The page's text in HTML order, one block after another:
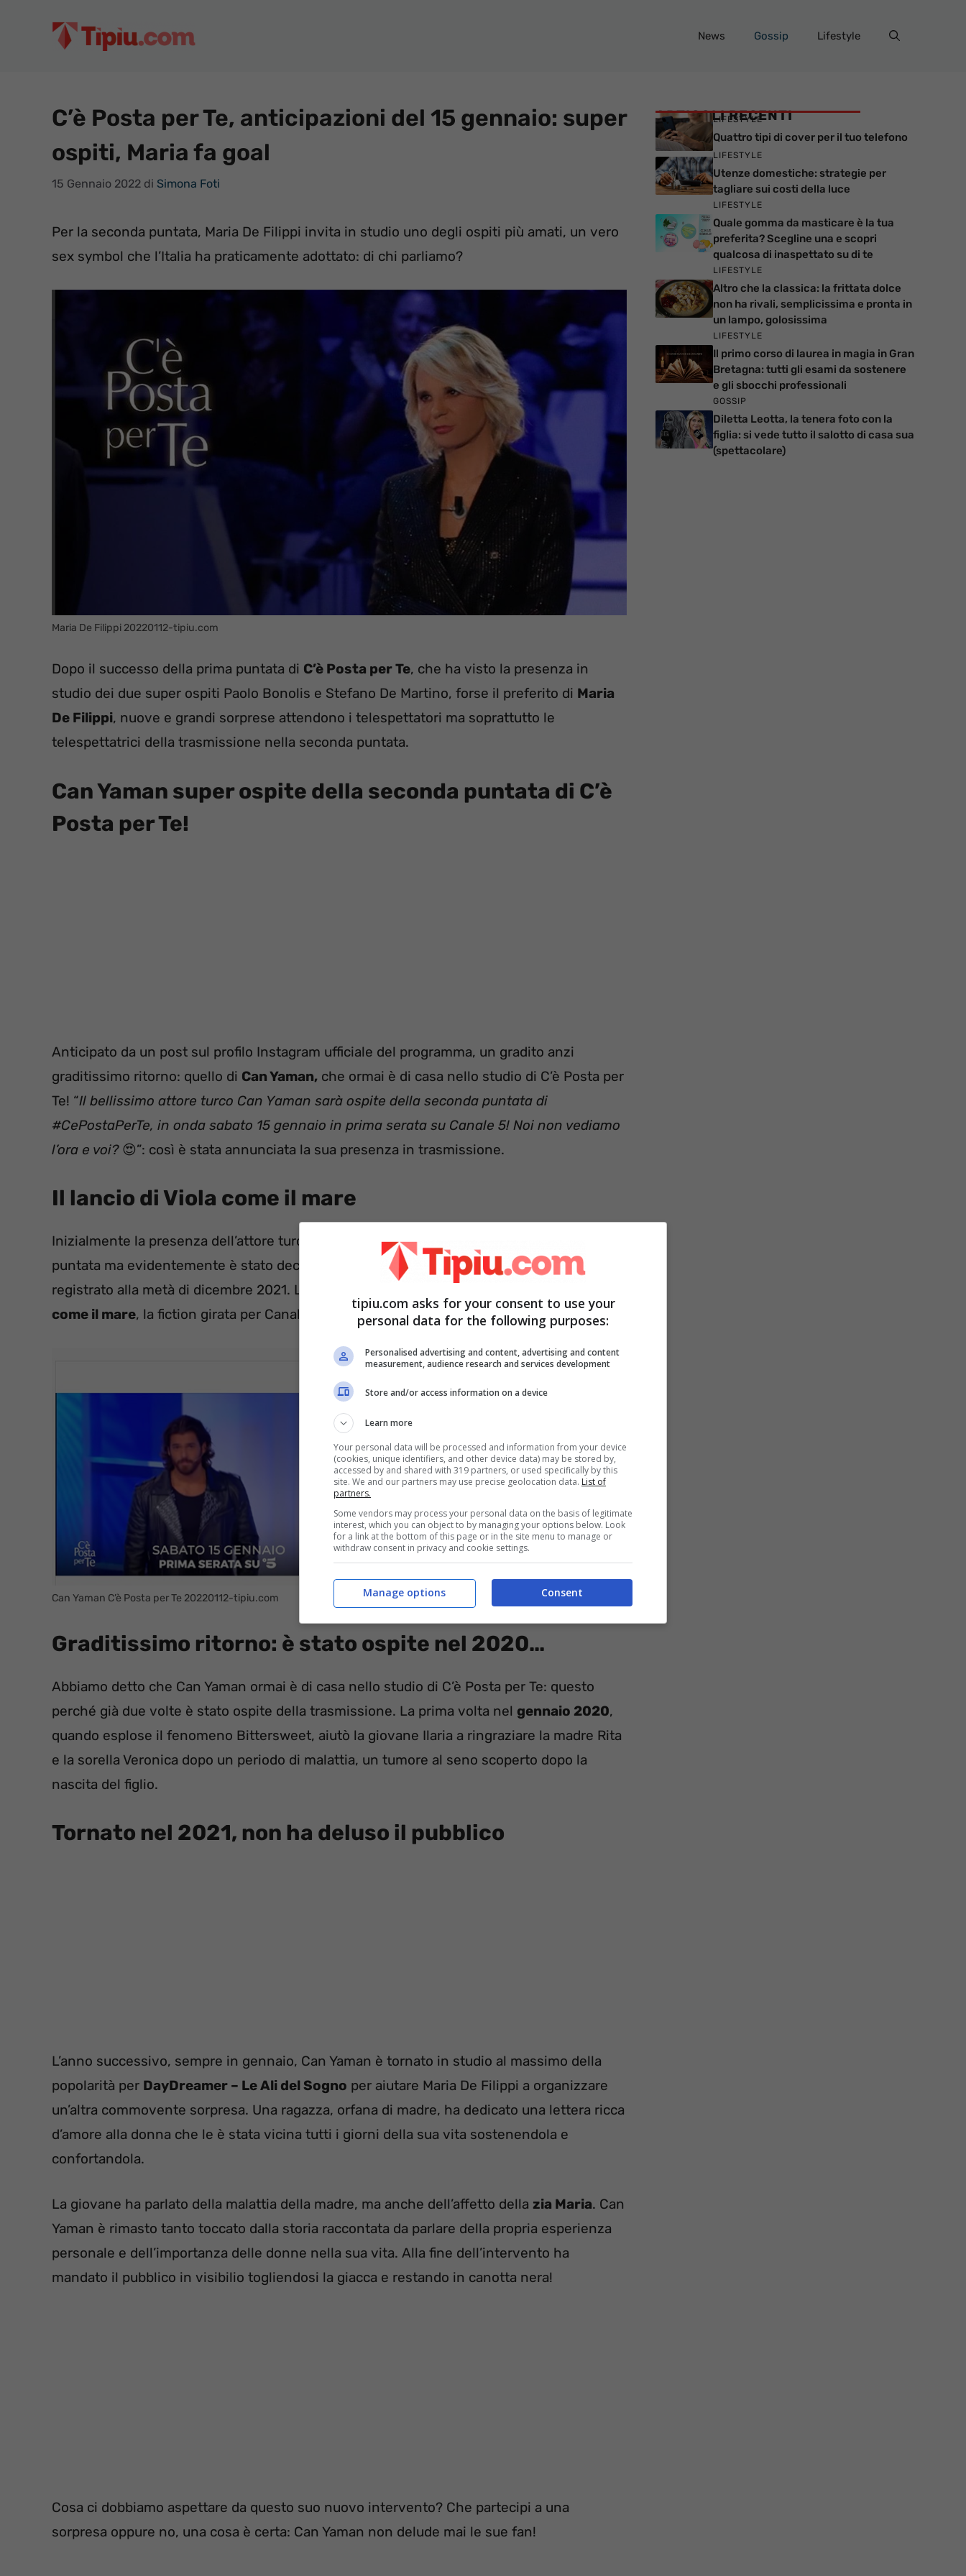
News Gossip Lifestyle
C’è Posta per Te, anticipazioni del 15 gennaio: super
ospiti, Maria fa goal
15 Gennaio 2022 di Simona Foti
Per la seconda puntata, Maria De Filippi invita in studio uno degli ospiti più amati, un vero
sex symbol che l’Italia ha praticamente adottato: di chi parliamo?
Maria De Filippi 20220112-tipiu.com
Dopo il successo della prima puntata di C’è Posta per Te, che ha visto la presenza in
studio dei due super ospiti Paolo Bonolis e Stefano De Martino, forse il preferito di Maria
De Filippi, nuove e grandi sorprese attendono i telespettatori ma soprattutto le
telespettatrici della trasmissione nella seconda puntata.
Can Yaman super ospite della seconda puntata di C’è
Posta per Te!
Anticipato da un post sul profilo Instagram ufficiale del programma, un gradito anzi
graditissimo ritorno: quello di Can Yaman, che ormai è di casa nello studio di C’è Posta per
Te! “Il bellissimo attore turco Can Yaman sarà ospite della seconda puntata di
#CePostaPerTe, in onda sabato 15 gennaio in prima serata su Canale 5! Noi non vediamo
l’ora e voi?😍”: così è stata annunciata la sua presenza in trasmissione.
Il lancio di Viola come il mare
Inizialmente la presenza dell’attore turco ormai adottato dall’Italia era prevista per la prima
puntata ma evidentemente è stato deciso di posticipare il suo intervento che è stato
registrato alla metà di dicembre 2021. La ragione è probabilmente la promozione di
come il mare, la fiction girata per Canale 5 accanto aFrancesca Chillemi.
Can Yaman C’è Posta per Te 20220112-tipiu.com
Graditissimo ritorno: è stato ospite nel 2020…
Abbiamo detto che Can Yaman ormai è di casa nello studio di C’è Posta per Te: questo
perché già due volte è stato ospite della trasmissione. La prima volta nel gennaio 2020,
quando esplose il fenomeno Bittersweet, aiutò la giovane Ilaria a ringraziare la madre Rita
e la sorella Veronica dopo un periodo di malattia, un tumore al seno scoperto dopo la
nascita del figlio.
Tornato nel 2021, non ha deluso il pubblico
L’anno successivo, sempre in gennaio, Can Yaman è tornato in studio al massimo della
popolarità per DayDreamer – Le Ali del Sogno per aiutare Maria De Filippi a organizzare
un’altra commovente sorpresa. Una ragazza, orfana di madre, ha dedicato una lettera ricca
d’amore alla donna che le è stata vicina tutti i giorni della sua vita sostenendola e
confortandola.
La giovane ha parlato della malattia della madre, ma anche dell’affetto della zia Maria. Can
Yaman è rimasto tanto toccato dalla storia raccontata da parlare della propria esperienza
personale e dell’importanza delle donne nella sua vita. Alla fine dell’intervento ha
mandato il pubblico in visibilio togliendosi la giacca e restando in canotta nera!
Cosa ci dobbiamo aspettare da questo suo nuovo intervento? Che partecipi a una
sorpresa oppure no, una cosa è certa: Can Yaman non delude mai le sue fan!
ARTICOLI RECENTI
LIFESTYLE
Quattro tipi di cover per il tuo telefono
LIFESTYLE
Utenze domestiche: strategie per
tagliare sui costi della luce
LIFESTYLE
Quale gomma da masticare è la tua
preferita? Scegline una e scopri
qualcosa di inaspettato su di te
LIFESTYLE
Altro che la classica: la frittata dolce
non ha rivali, semplicissima e pronta in
un lampo, golosissima
LIFESTYLE
Il primo corso di laurea in magia in Gran
Bretagna: tutti gli esami da sostenere
e gli sbocchi professionali
GOSSIP
Diletta Leotta, la tenera foto con la
figlia: si vede tutto il salotto di casa sua
(spettacolare)
tipiu.com asks for your consent to use your
personal data for the following purposes:
Personalised advertising and content, advertising and content
measurement, audience research and services development
Store and/or access information on a device
Learn more
Your personal data will be processed and information from your device
(cookies, unique identifiers, and other device data) may be stored by,
accessed by and shared with 319 partners, or used specifically by this
site. We and our partners may use precise geolocation data. List of
partners.
Some vendors may process your personal data on the basis of legitimate
interest, which you can object to by managing your options below. Look
for a link at the bottom of this page or in the site menu to manage or
withdraw consent in privacy and cookie settings.
Consent
Manage options